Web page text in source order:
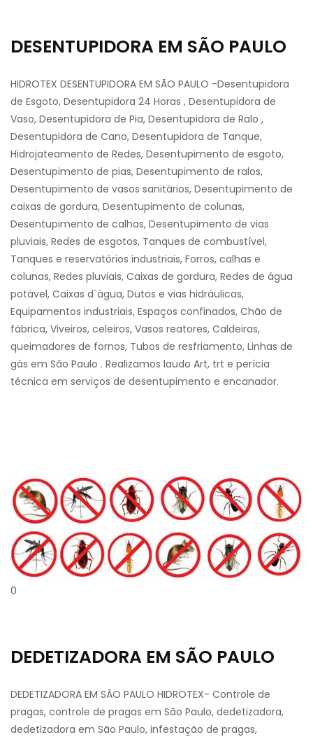
DESENTUPIDORA EM SÃO PAULO
HIDROTEX DESENTUPIDORA EM SÃO PAULO -Desentupidora
de Esgoto, Desentupidora 24 Horas , Desentupidora de
Vaso, Desentupidora de Pia, Desentupidora de Ralo ,
Desentupidora de Cano, Desentupidora de Tanque,
Hidrojateamento de Redes, Desentupimento de esgoto,
Desentupimento de pias, Desentupimento de ralos,
Desentupimento de vasos sanitários, Desentupimento de
caixas de gordura, Desentupimento de colunas,
Desentupimento de calhas, Desentupimento de vias
pluviais, Redes de esgotos, Tanques de combustível,
Tanques e reservatórios industriais, Forros, calhas e
colunas, Redes pluviais, Caixas de gordura, Redes de água
potável, Caixas d`água, Dutos e vias hidráulicas,
Equipamentos industriais, Espaços confinados, Chão de
fábrica, Viveiros, celeiros, Vasos reatores, Caldeiras,
queimadores de fornos, Tubos de resfriamento, Linhas de
gás em São Paulo . Realizamos laudo Art, trt e perícia
técnica em serviços de desentupimento e encanador.
0
DEDETIZADORA EM SÃO PAULO
DEDETIZADORA EM SÃO PAULO HIDROTEX- Controle de
pragas, controle de pragas em São Paulo, dedetizadora,
dedetizadora em São Paulo, infestação de pragas,